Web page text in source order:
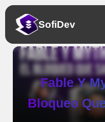
SofiDev
Fable Y
Bloqueo